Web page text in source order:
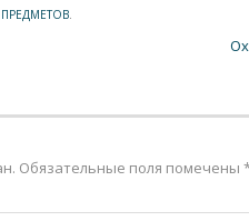
.
Обязательные поля помечены